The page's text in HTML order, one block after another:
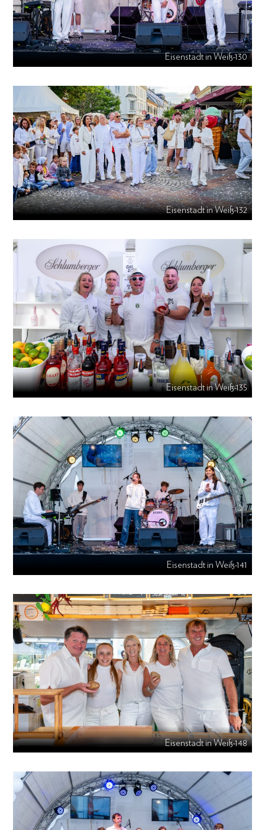
Eisenstadt in Weiß-130
Eisenstadt in Weiß-132
Eisenstadt in Weiß-135
Eisenstadt in Weiß-141
Eisenstadt in Weiß-148